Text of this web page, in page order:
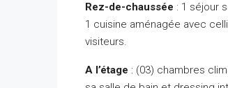
Rez-de-chaussée : 1 séjour
1 cuisine aménagée avec
visiteurs.
A l’étage : (03) chambres